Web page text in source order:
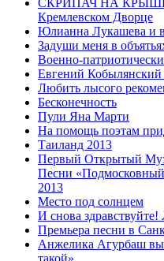
СКРИПАЧ НА КРЫШЕ
Кремлевском Дворце
Юлианна Лукашева и
Задуши меня в
Военно-
Евгений
Любить лысого
Бесконечность
Пули Яна Марти
На помощь поэтам
Таиланд 2013
Первый Открытый
Песни
2013
Место под солнцем
И снова
Премьера песни в
Анжелика Агурбаш
такой»